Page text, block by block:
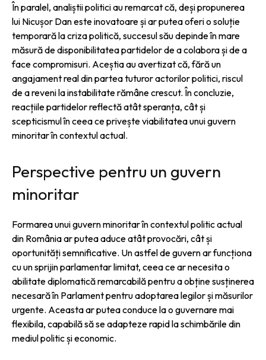
În paralel, analiștii politici au remarcat că, deși propunerea
lui Nicușor Dan este inovatoare și ar putea oferi o soluție
temporară la criza politică, succesul său depinde în mare
măsură de disponibilitatea partidelor de a colabora și de a
face compromisuri. Aceștia au avertizat că, fără un
angajament real din partea tuturor actorilor politici, riscul
de a reveni la instabilitate rămâne crescut. În concluzie,
reacțiile partidelor reflectă atât speranța, cât și
scepticismul în ceea ce privește viabilitatea unui guvern
minoritar în contextul actual.
Perspective pentru un guvern
minoritar
Formarea unui guvern minoritar în contextul politic actual
din România ar putea aduce atât provocări, cât și
oportunități semnificative. Un astfel de guvern ar funcționa
cu un sprijin parlamentar limitat, ceea ce ar necesita o
abilitate diplomatică remarcabilă pentru a obține susținerea
necesară în Parlament pentru adoptarea legilor și măsurilor
urgente. Aceasta ar putea conduce la o guvernare mai
flexibila, capabilă să se adapteze rapid la schimbările din
mediul politic și economic.